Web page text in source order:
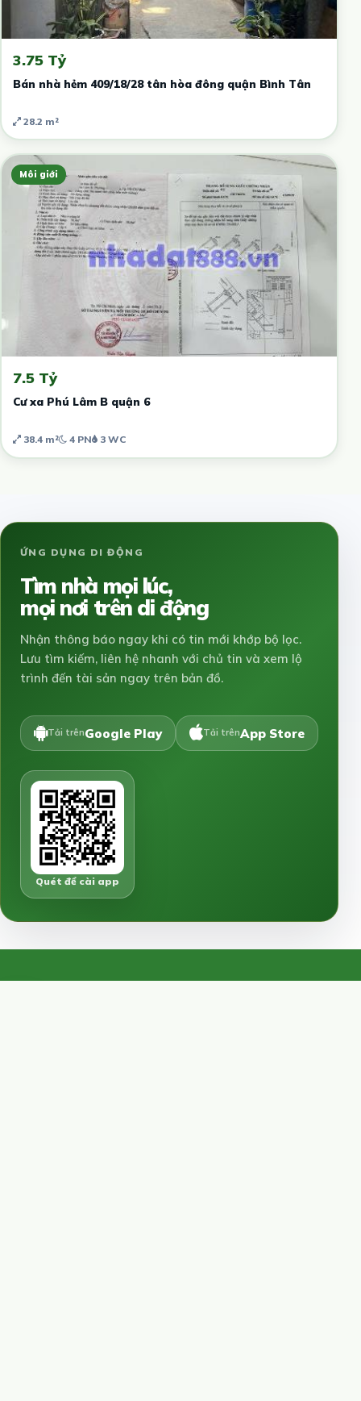
3.75 Tỷ
Bán nhà hẻm 409/18/28 tân hòa đông quận Bình Tân
28.2 m²
Môi giới
7.5 Tỷ
Cư xa Phú Lâm B quận 6
38.4 m² 4 PN 3 WC
ỨNG DỤNG DI ĐỘNG
Tìm nhà mọi lúc,
mọi nơi trên di động
Nhận thông báo ngay khi có tin mới khớp bộ lọc.
Lưu tìm kiếm, liên hệ nhanh với chủ tin và xem lộ
trình đến tài sản ngay trên bản đồ.
Tải trênGoogle Play Tải trênApp Store
Quét để cài app